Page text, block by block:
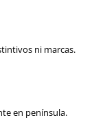
ni marcas.
en península.